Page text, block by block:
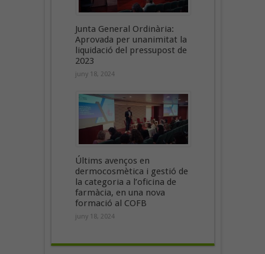
Junta General Ordinària:
Aprovada per unanimitat la
liquidació del pressupost de
2023
juny 18, 2024
Últims avenços en
dermocosmètica i gestió de
la categoria a l’oficina de
farmàcia, en una nova
formació al COFB
juny 18, 2024